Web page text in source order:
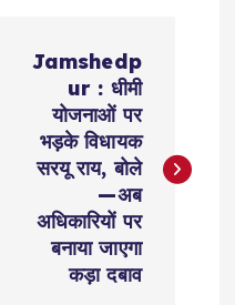
Jamshedp
ur : धीमी
योजनाओं पर
भड़के विधायक
सरयू राय, बोले
—अब
अधिकारियों पर
बनाया जाएगा
कड़ा दबाव